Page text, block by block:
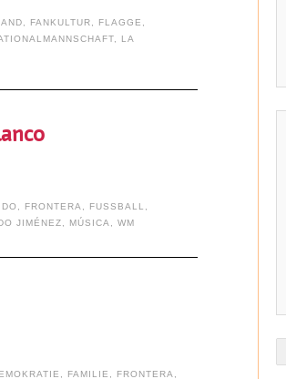
FANKULTUR FLAGGE
LA
FRONTERA FUSSBALL
JIMÉNEZ MÚSICA ,WM
FAMILIE FRONTERA